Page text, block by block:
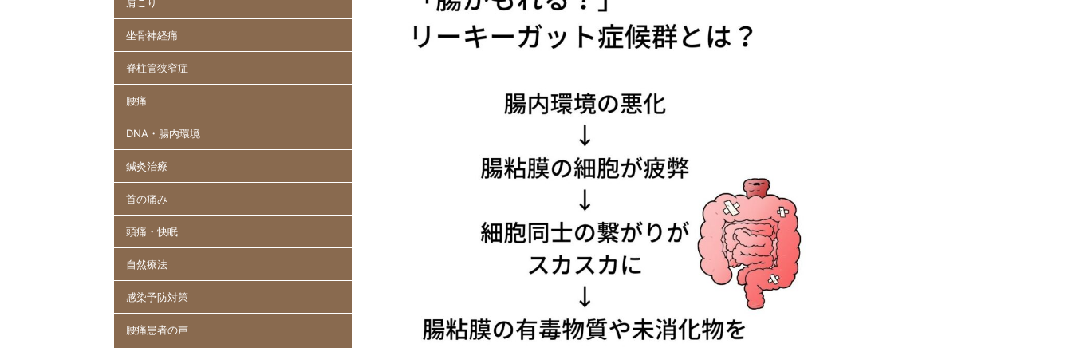
坐骨神経痛
脊柱管狭窄症
腰痛
DNA・腸内環境
鍼灸治療
首の痛み
頭痛・快眠
自然療法
感染予防対策
腰痛患者の声